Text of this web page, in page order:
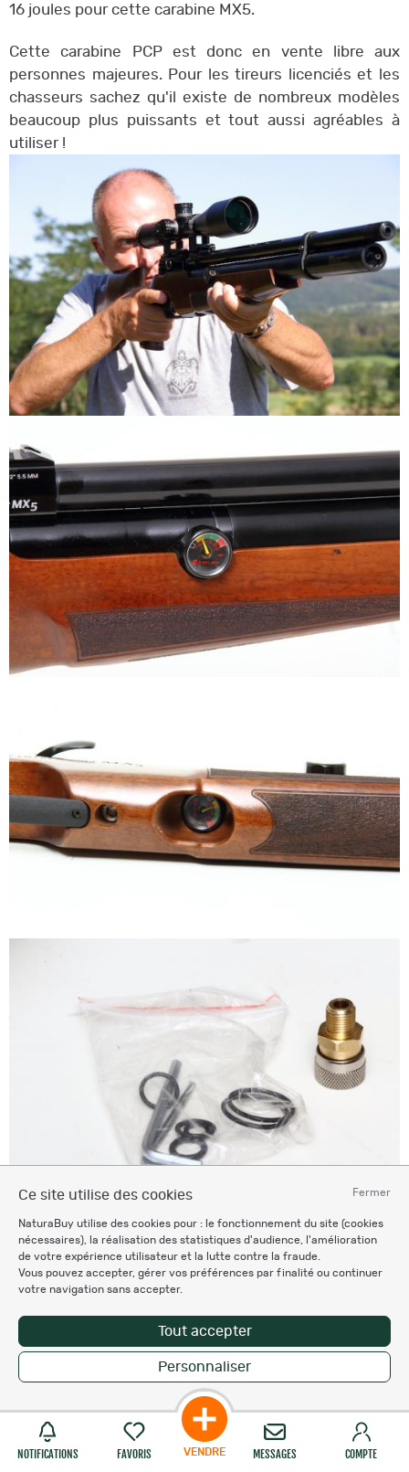
Fermer
Ce site utilise des cookies
NaturaBuy utilise des cookies pour : le fonctionnement du site (cookies
nécessaires), la réalisation des statistiques d'audience, l'amélioration
de votre expérience utilisateur et la lutte contre la fraude.
Vous pouvez accepter, gérer vos préférences par finalité ou continuer
votre navigation sans accepter.
Tout accepter
Personnaliser
NOTIFICATIONS FAVORIS VENDRE MESSAGES COMPTE
16 joules pour cette carabine MX5.
Cette carabine PCP est donc en vente libre aux
personnes majeures. Pour les tireurs licenciés et les
chasseurs sachez qu'il existe de nombreux modèles
beaucoup plus puissants et tout aussi agréables à
utiliser !